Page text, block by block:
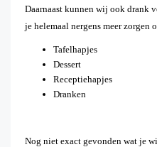
Daarnaast kunnen wij ook drank
je helemaal nergens meer zorgen
Tafelhapjes
Dessert
Receptiehapjes
Dranken
Nog niet exact gevonden wat je